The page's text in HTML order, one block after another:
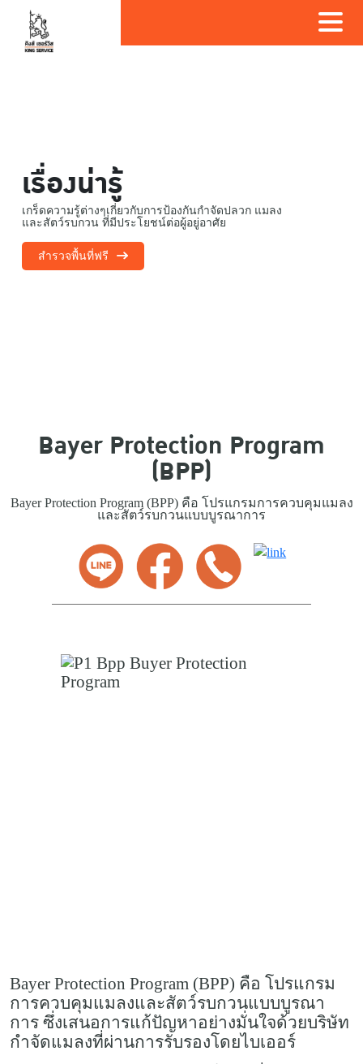
เรื่องน่ารู้
เกร็ดความรู้ต่างๆเกี่ยวกับการป้องกันกำจัดปลวก แมลง
และสัตว์รบกวน ที่มีประโยชน์ต่อผู้อยู่อาศัย
สำรวจพื้นที่ฟรี
Bayer Protection Program
(BPP)
Bayer Protection Program (BPP) คือ โปรแกรมการควบคุมแมลง
และสัตว์รบกวนแบบบูรณาการ
Bayer Protection Program (BPP) คือ โปรแกรม
การควบคุมแมลงและสัตว์รบกวนแบบบูรณา
การ ซึ่งเสนอการแก้ปัญหาอย่างมั่นใจด้วยบริษัท
กำจัดแมลงที่ผ่านการรับรองโดยไบเออร์